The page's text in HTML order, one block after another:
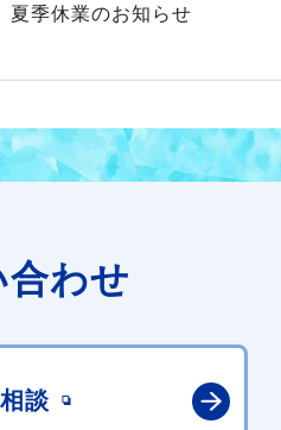
夏季休業のお知らせ
合わせ
談